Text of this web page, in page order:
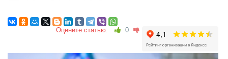
Оцените статью: 0